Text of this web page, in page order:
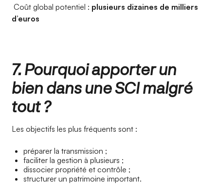
Coût global potentiel : plusieurs dizaines de milliers
d’euros
7. Pourquoi apporter un
bien dans une SCI malgré
tout ?
Les objectifs les plus fréquents sont :
préparer la transmission ;
faciliter la gestion à plusieurs ;
dissocier propriété et contrôle ;
structurer un patrimoine important.